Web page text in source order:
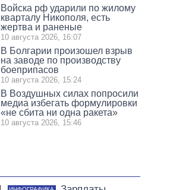
Войска рф ударили по жилому
кварталу Никополя, есть
жертва и раненые
10 августа 2026, 16:07
В Болгарии произошел взрыв
на заводе по производству
боеприпасов
10 августа 2026, 15:24
В Воздушных силах попросили
медиа избегать формулировки
«не сбита ни одна ракета»
10 августа 2026, 15:46